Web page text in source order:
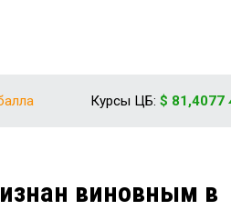
Курсы ЦБ: $ 81,4077
виновным в